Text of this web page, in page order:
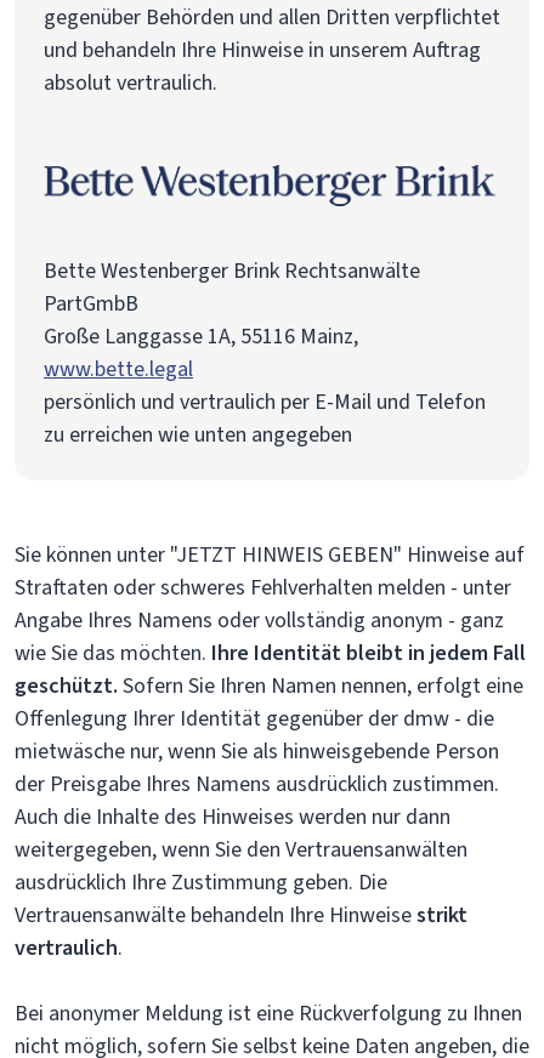
gegenüber Behörden und allen Dritten verpflichtet
und behandeln Ihre Hinweise in unserem Auftrag
absolut vertraulich.
Bette Westenberger Brink Rechtsanwälte
PartGmbB
Große Langgasse 1A, 55116 Mainz,
www.bette.legal
persönlich und vertraulich per E-Mail und Telefon
zu erreichen wie unten angegeben
Sie können unter "JETZT HINWEIS GEBEN" Hinweise auf
Straftaten oder schweres Fehlverhalten melden - unter
Angabe Ihres Namens oder vollständig anonym - ganz
wie Sie das möchten. Ihre Identität bleibt in jedem Fall
geschützt. Sofern Sie Ihren Namen nennen, erfolgt eine
Offenlegung Ihrer Identität gegenüber der dmw - die
mietwäsche nur, wenn Sie als hinweisgebende Person
der Preisgabe Ihres Namens ausdrücklich zustimmen.
Auch die Inhalte des Hinweises werden nur dann
weitergegeben, wenn Sie den Vertrauensanwälten
ausdrücklich Ihre Zustimmung geben. Die
Vertrauensanwälte behandeln Ihre Hinweisestrikt
vertraulich.
Bei anonymer Meldung ist eine Rückverfolgung zu Ihnen
nicht möglich, sofern Sie selbst keine Daten angeben, die